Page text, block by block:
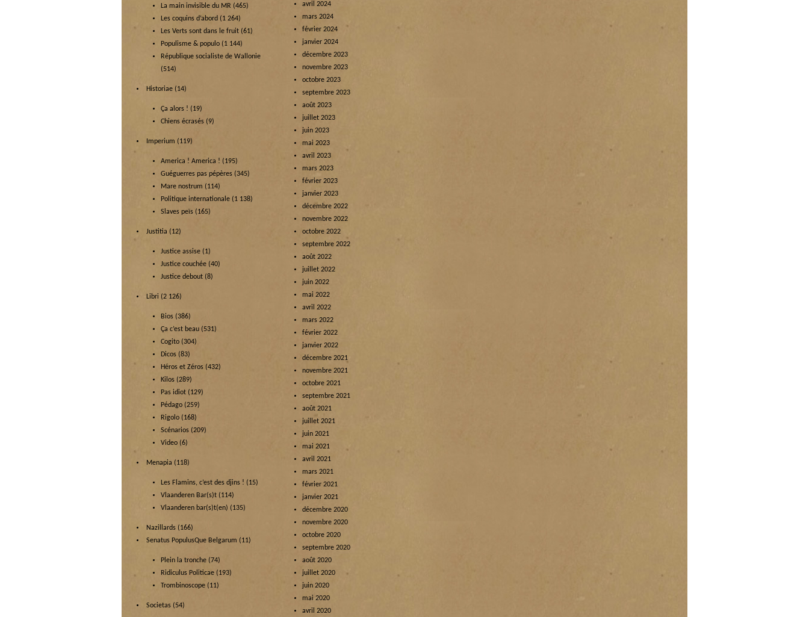
La main invisible du MR (465)
Les coquins d’abord (1 264)
Les Verts sont dans le fruit (61)
Populisme & populo (1 144)
République socialiste de Wallonie
(514)
Historiae (14)
Ça alors ! (19)
Chiens écrasés (9)
Imperium (119)
America ! America ! (195)
Guéguerres pas pépères (345)
Mare nostrum (114)
Politique internationale (1 138)
Slaves peïs (165)
Justitia (12)
Justice assise (1)
Justice couchée (40)
Justice debout (8)
Libri (2 126)
Bios (386)
Ça c’est beau (531)
Cogito (304)
Dicos (83)
Héros et Zéros (432)
Kilos (289)
Pas idiot (129)
Pédago (259)
Rigolo (168)
Scénarios (209)
Video (6)
Menapia (118)
Les Flamins, c’est des djins ! (15)
Vlaanderen Bar(s)t (114)
Vlaanderen bar(s)t(en) (135)
Nazillards (166)
Senatus PopulusQue Belgarum (11)
Plein la tronche (74)
Ridiculus Politicae (193)
Trombinoscope (11)
Societas (54)
avril 2024
mars 2024
février 2024
janvier 2024
décembre 2023
novembre 2023
octobre 2023
septembre 2023
août 2023
juillet 2023
juin 2023
mai 2023
avril 2023
mars 2023
février 2023
janvier 2023
décembre 2022
novembre 2022
octobre 2022
septembre 2022
août 2022
juillet 2022
juin 2022
mai 2022
avril 2022
mars 2022
février 2022
janvier 2022
décembre 2021
novembre 2021
octobre 2021
septembre 2021
août 2021
juillet 2021
juin 2021
mai 2021
avril 2021
mars 2021
février 2021
janvier 2021
décembre 2020
novembre 2020
octobre 2020
septembre 2020
août 2020
juillet 2020
juin 2020
mai 2020
avril 2020